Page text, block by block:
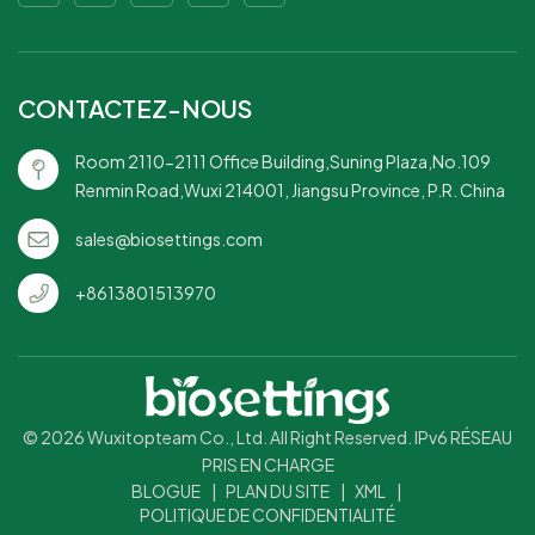
ressources
CONTACTEZ-NOUS
Room 2110-2111 Office Building,Suning Plaza,No.109
Renmin Road,Wuxi 214001, Jiangsu Province, P.R. China
sales@biosettings.com
+8613801513970
© 2026 Wuxitopteam Co., Ltd. All Right Reserved. IPv6 RÉSEAU
PRIS EN CHARGE
BLOGUE
PLAN DU SITE XML
POLITIQUE DE CONFIDENTIALITÉ